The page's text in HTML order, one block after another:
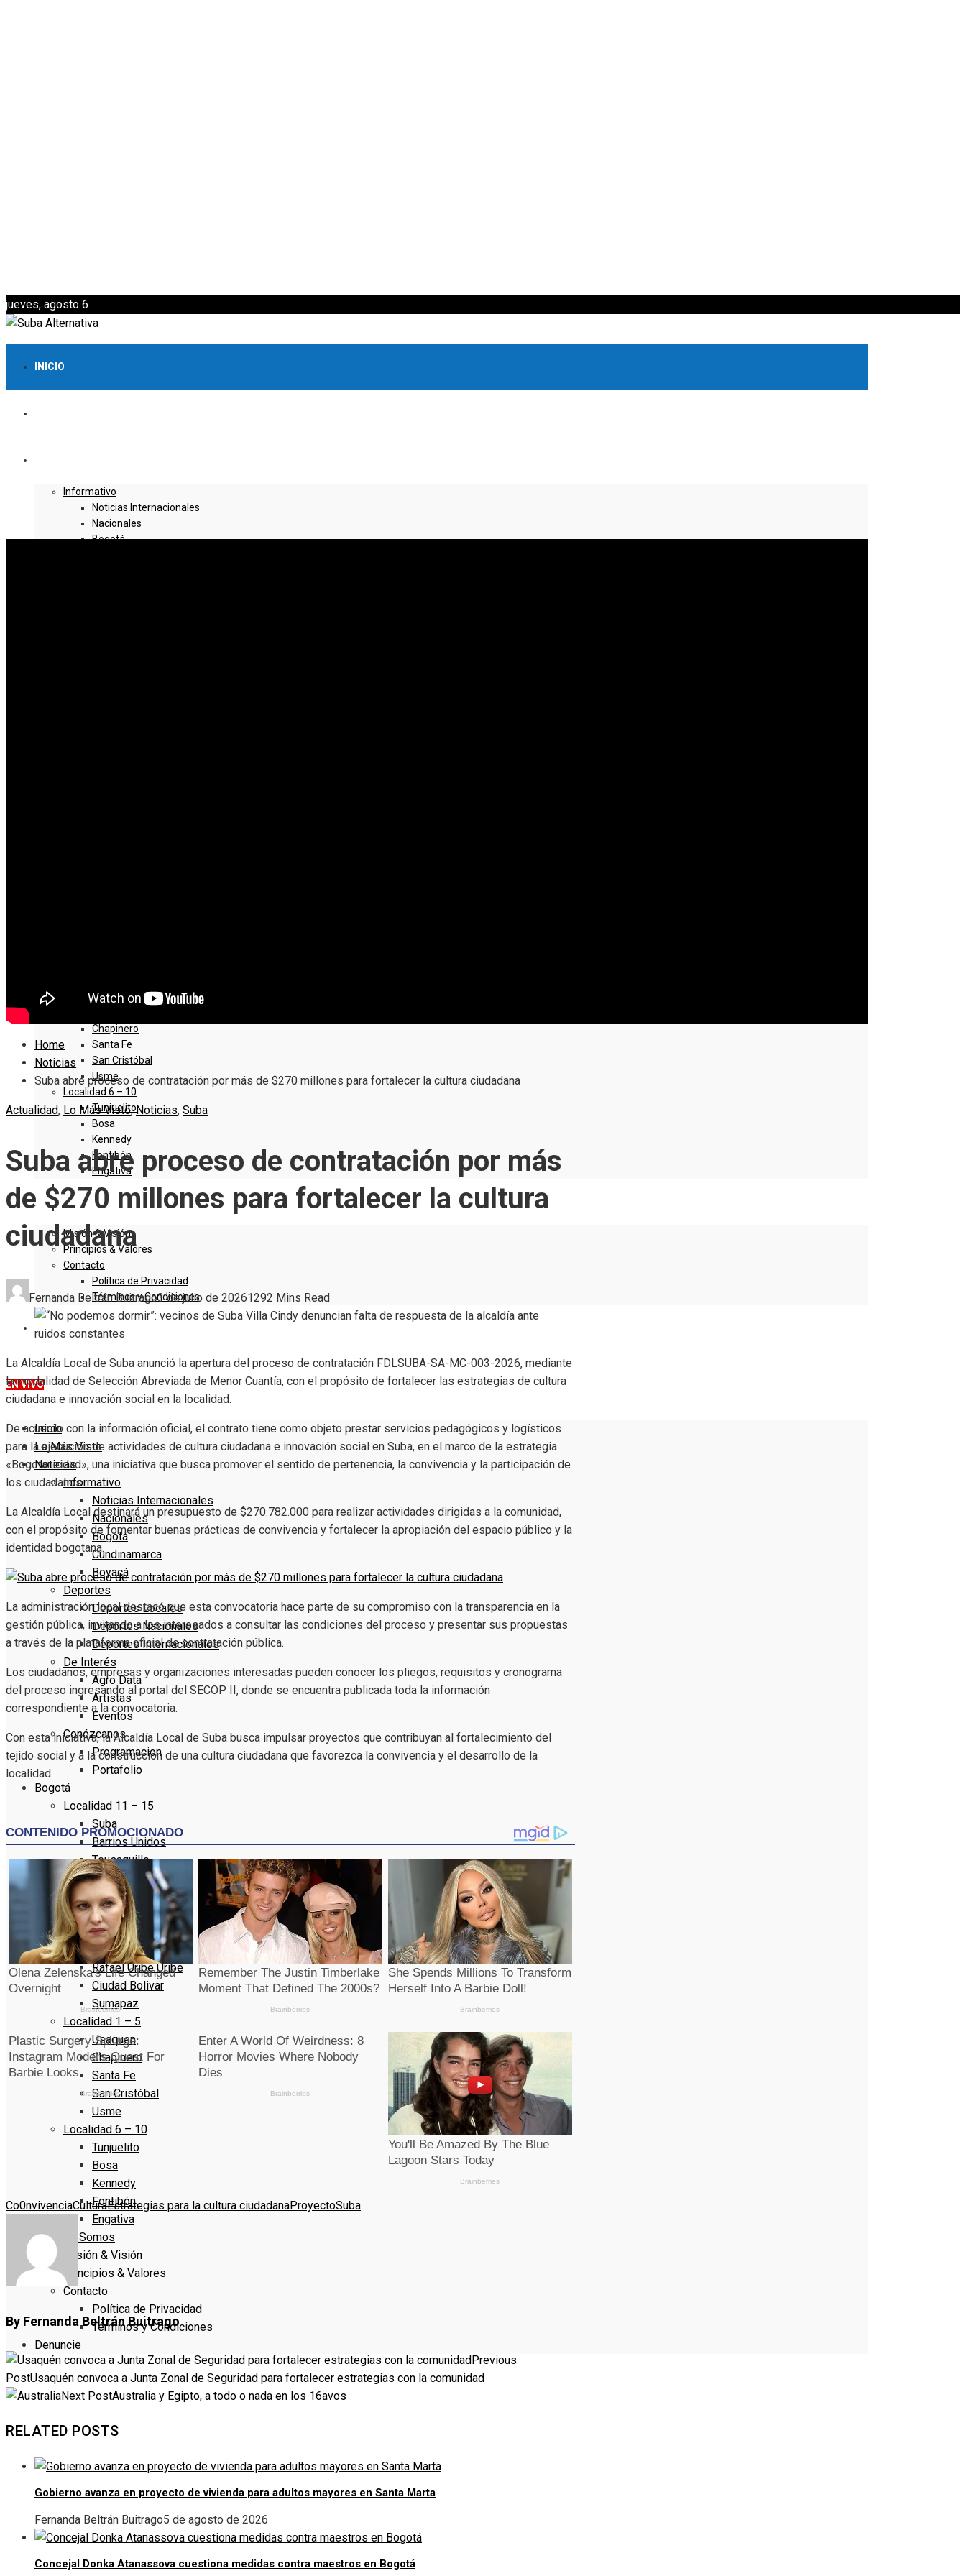
jueves, agosto 6
INICIO
Informativo
Noticias Internacionales
Nacionales
Bogotá
Localidad 1 – 5
Chapinero
Santa Fe
San Cristóbal
Usme
Localidad 6 – 10
Tunjuelito
Bosa
Kennedy
Fontibón
Engativa
QUIENES SOMOS
Misión & Visión
Principios & Valores
Contacto
Política de Privacidad
Términos y Condiciones
DENUNCIE
EN VIVO
Inicio
Lo Más Visto
Noticias
Informativo
Noticias Internacionales
Nacionales
Bogotá
Cundinamarca
Boyacá
Deportes
Deportes Locales
Deportes Nacionales
Deportes Internacionales
De Interés
Agro Data
Artistas
Eventos
Conózcanos
Programacion
Portafolio
Bogotá
Localidad 11 – 15
Suba
Barrios Unidos
Teusaquillo
Los Mártires
Antonio Nariño
Localidad 16 – 20
Puente Aranda
La Candelaria
Rafael Uribe Uribe
Ciudad Bolivar
Sumapaz
Localidad 1 – 5
Usaquen
Chapinero
Santa Fe
San Cristóbal
Usme
Localidad 6 – 10
Tunjuelito
Bosa
Kennedy
Fontibón
Engativa
Quienes Somos
Misión & Visión
Principios & Valores
Contacto
Política de Privacidad
Términos y Condiciones
Denuncie
Home
Noticias
Suba abre proceso de contratación por más de $270 millones para fortalecer la cultura ciudadana
Actualidad, Lo Más Visto,Noticias, Suba
Suba abre proceso de contratación por más
de $270 millones para fortalecer la cultura
ciudadana
Fernanda Beltrán Buitrago3 de julio de 20261292 Mins Read
La Alcaldía Local de Suba anunció la apertura del proceso de contratación FDLSUBA-SA-MC-003-2026, mediante
la modalidad de Selección Abreviada de Menor Cuantía, con el propósito de fortalecer las estrategias de cultura
ciudadana e innovación social en la localidad.
De acuerdo con la información oficial, el contrato tiene como objeto prestar servicios pedagógicos y logísticos
para la ejecución de actividades de cultura ciudadana e innovación social en Suba, en el marco de la estrategia
«Bogotaneidad», una iniciativa que busca promover el sentido de pertenencia, la convivencia y la participación de
los ciudadanos.
La Alcaldía Local destinará un presupuesto de $270.782.000 para realizar actividades dirigidas a la comunidad,
con el propósito de fomentar buenas prácticas de convivencia y fortalecer la apropiación del espacio público y la
identidad bogotana.
La administración local destacó que esta convocatoria hace parte de su compromiso con la transparencia en la
gestión pública, invitando a los interesados a consultar las condiciones del proceso y presentar sus propuestas
a través de la plataforma oficial de contratación pública.
Los ciudadanos, empresas y organizaciones interesadas pueden conocer los pliegos, requisitos y cronograma
del proceso ingresando al portal del SECOP II, donde se encuentra publicada toda la información
correspondiente a la convocatoria.
Con esta iniciativa, la Alcaldía Local de Suba busca impulsar proyectos que contribuyan al fortalecimiento del
tejido social y a la construcción de una cultura ciudadana que favorezca la convivencia y el desarrollo de la
localidad.
Co0nvivenciaCulturaEstrategias para la cultura ciudadanaProyectoSuba
By Fernanda Beltrán Buitrago
Previous
PostUsaquén convoca a Junta Zonal de Seguridad para fortalecer estrategias con la comunidad
Next PostAustralia y Egipto, a todo o nada en los 16avos
RELATED POSTS
Gobierno avanza en proyecto de vivienda para adultos mayores en Santa Marta
Fernanda Beltrán Buitrago5 de agosto de 2026
Concejal Donka Atanassova cuestiona medidas contra maestros en Bogotá